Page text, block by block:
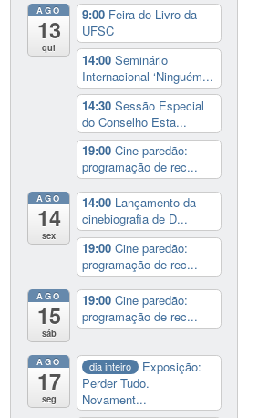
AGO
13
qui
9:00 Feira do Livro da
UFSC
14:00Seminário
Internacional ‘Ninguém...
14:30Sessão Especial
do Conselho Esta...
19:00Cine paredão:
programação de rec...
AGO
14
sex
14:00 Lançamento da
cinebiografia de D...
19:00Cine paredão:
programação de rec...
AGO
15
sáb
19:00Cine paredão:
programação de rec...
AGO
17
seg
dia inteiro
Exposição:
Perder Tudo.
Novament...